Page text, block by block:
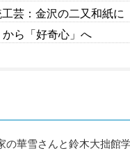
芸：金沢の二又和紙に
から「好奇心」へ
華雪さんと鈴木大拙館